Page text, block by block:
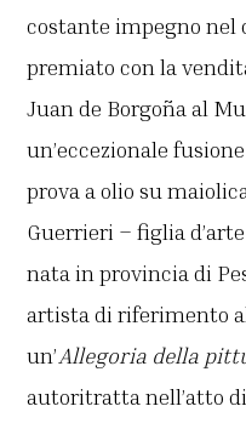
costante impegno nel
premiato con la
Juan de Borgoña al
un’eccezionale
prova a olio su
Guerrieri – figlia
nata in provincia di
artista di riferimento
un’Allegoria della
autoritratta nell’atto